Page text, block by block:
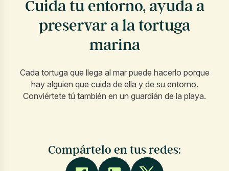
Cuida tu entorno, ayuda a
preservar a la tortuga
marina
Cada tortuga que llega al mar puede hacerlo porque
hay alguien que cuida de ella y de su entorno.
Conviértete tú también en un guardián de la playa.
Compártelo en tus redes: